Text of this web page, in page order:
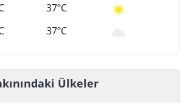
37ºC
37ºC
Ülkeler